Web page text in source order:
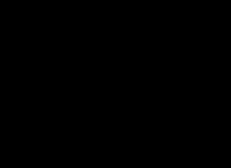
ли -
послали,
полосы...
112-ukraine/914-******-